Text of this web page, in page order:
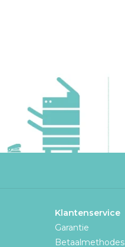
Klantenservice
Garantie
Betaalmethodes